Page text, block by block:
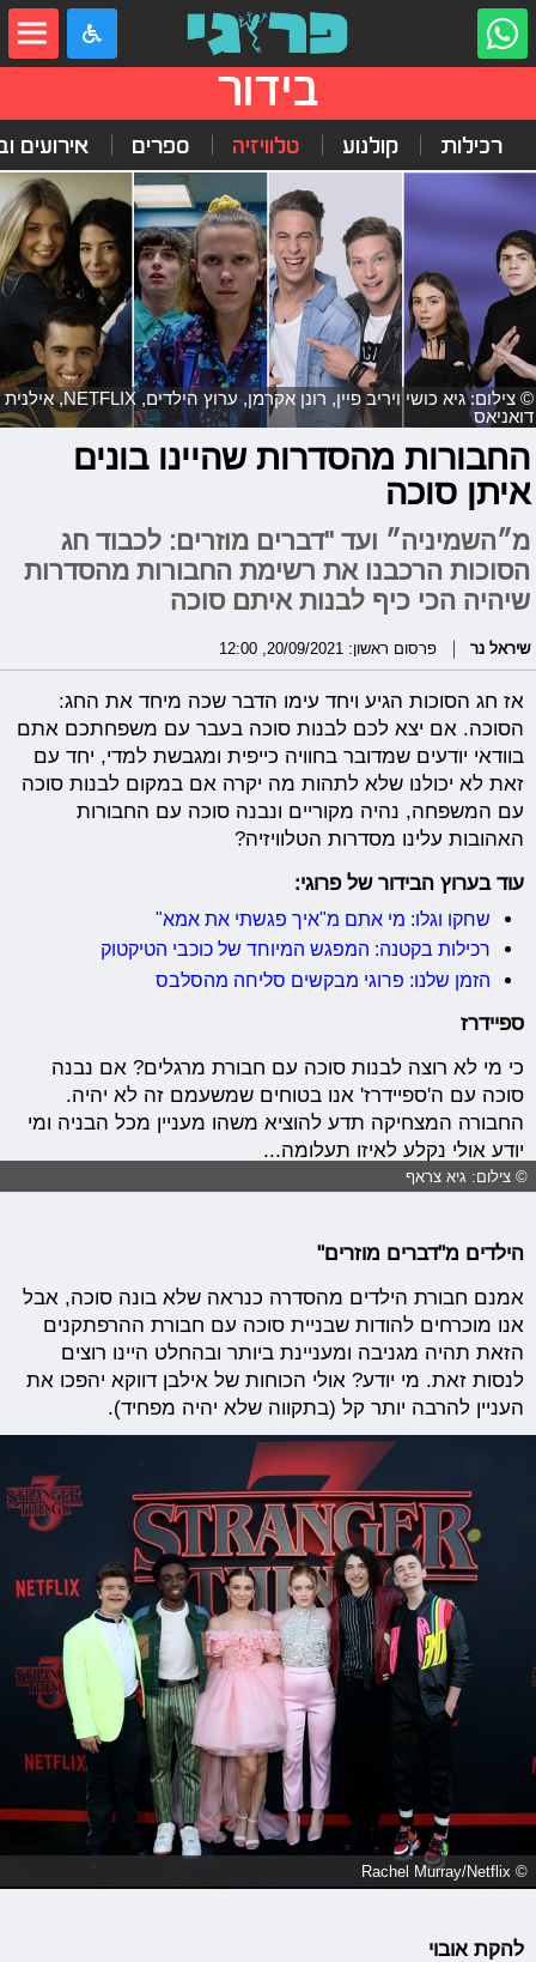
בידור
רכילות קולנוע טלוויזיה ספרים אירועים
© צילום: גיא כושי ויריב פיין, רונן אקרמן, ערוץ הילדים, NETFLIX, אילנית
דואניאס
החבורות מהסדרות שהיינו בונים
איתן סוכה
מ״השמיניה״ ועד "דברים מוזרים: לכבוד חג
הסוכות הרכבנו את רשימת החבורות מהסדרות
שיהיה הכי כיף לבנות איתם סוכה
שיראל נר פרסום ראשון: 20/09/2021, 12:00
אז חג הסוכות הגיע ויחד עימו הדבר שכה מיחד את החג:
הסוכה. אם יצא לכם לבנות סוכה בעבר עם משפחתכם אתם
בוודאי יודעים שמדובר בחוויה כייפית ומגבשת למדי, יחד עם
זאת לא יכולנו שלא לתהות מה יקרה אם במקום לבנות סוכה
עם המשפחה, נהיה מקוריים ונבנה סוכה עם החבורות
האהובות עלינו מסדרות הטלוויזיה?
עוד בערוץ הבידור של פרוגי:
שחקו וגלו: מי אתם מ"איך פגשתי את אמא"
רכילות בקטנה: המפגש המיוחד של כוכבי הטיקטוק
הזמן שלנו: פרוגי מבקשים סליחה מהסלבס
ספיידרז
כי מי לא רוצה לבנות סוכה עם חבורת מרגלים? אם נבנה
סוכה עם ה'ספיידרז' אנו בטוחים שמשעמם זה לא יהיה.
החבורה המצחיקה תדע להוציא משהו מעניין מכל הבניה ומי
יודע אולי נקלע לאיזו תעלומה...
© צילום: גיא צראף
הילדים מ"דברים מוזרים"
אמנם חבורת הילדים מהסדרה כנראה שלא בונה סוכה, אבל
אנו מוכרחים להודות שבניית סוכה עם חבורת ההרפתקנים
הזאת תהיה מגניבה ומעניינת ביותר ובהחלט היינו רוצים
לנסות זאת. מי יודע? אולי הכוחות של אילבן דווקא יהפכו את
העניין להרבה יותר קל (בתקווה שלא יהיה מפחיד).
© Rachel Murray/Netflix
להקת אובוי